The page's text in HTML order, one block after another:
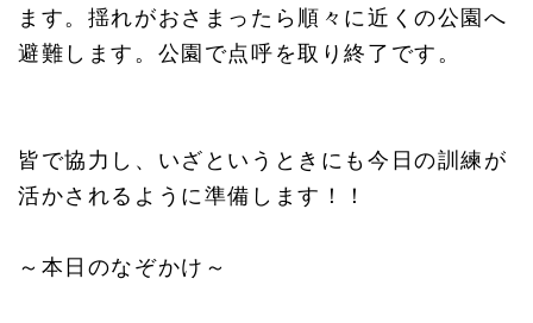
ます。揺れがおさまったら順々に近くの公園へ
避難します。公園で点呼を取り終了です。
皆で協力し、いざというときにも今日の訓練が
活かされるように準備します！！
～本日のなぞかけ～